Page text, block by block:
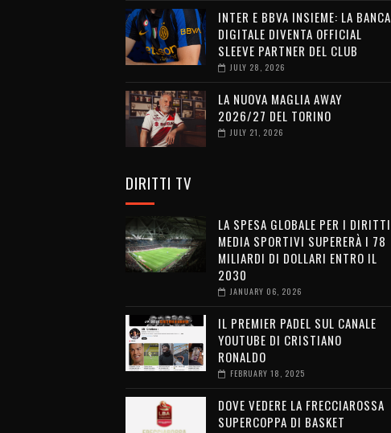
INTER E BBVA INSIEME: LA BANCA
DIGITALE DIVENTA OFFICIAL
SLEEVE PARTNER DEL CLUB
JULY 28, 2026
LA NUOVA MAGLIA AWAY
2026/27 DEL TORINO
JULY 21, 2026
DIRITTI TV
LA SPESA GLOBALE PER I DIRITTI
MEDIA SPORTIVI SUPERERÀ I 78
MILIARDI DI DOLLARI ENTRO IL
2030
JANUARY 06, 2026
IL PREMIER PADEL SUL CANALE
YOUTUBE DI CRISTIANO
RONALDO
FEBRUARY 18, 2025
DOVE VEDERE LA FRECCIAROSSA
SUPERCOPPA DI BASKET